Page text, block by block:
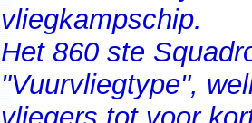
vliegkampschip.
Het 860 ste
"Vuurvliegtype",